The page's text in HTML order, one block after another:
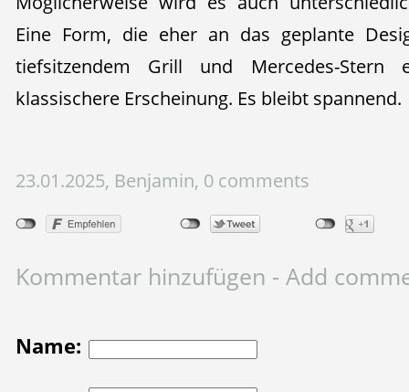
Eine Form, die eher an das geplante
tiefsitzendem Grill und Mercedes-
klassischere Erscheinung. Es bleibt spannend.
23.01.2025, Benjamin, 0 comments
Kommentar hinzufügen - Add
Name: